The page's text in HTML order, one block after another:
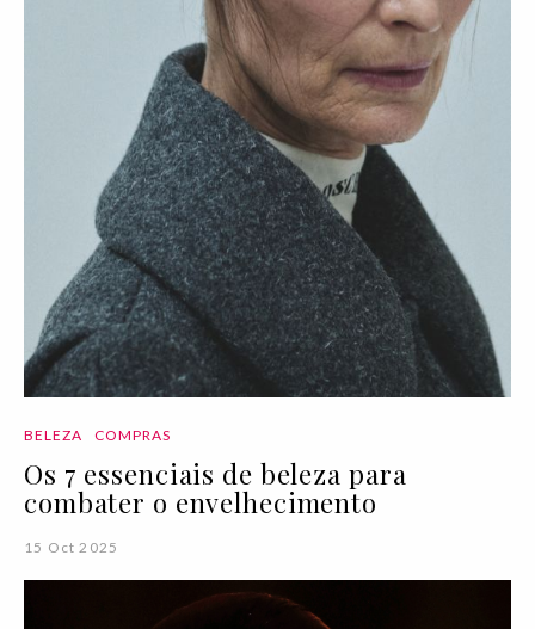
BELEZA COMPRAS
Os 7 essenciais de beleza para
combater o envelhecimento
15 Oct 2025